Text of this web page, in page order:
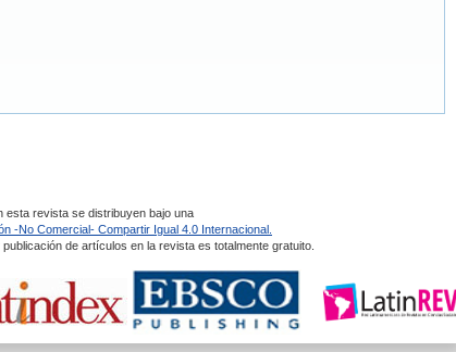
esta revista se distribuyen bajo una
-No Comercial- Compartir Igual 4.0 Internacional.
de artículos en la revista es totalmente gratuito.